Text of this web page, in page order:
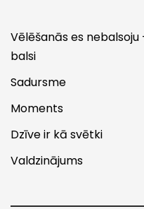
Vēlēšanās es
balsi
Sadursme
Moments
Dzīve ir kā svētki
Valdzinājums